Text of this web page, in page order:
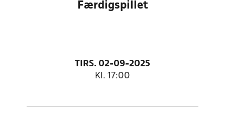
Færdigspillet
TIRS. 02-09-2025
Kl. 17:00